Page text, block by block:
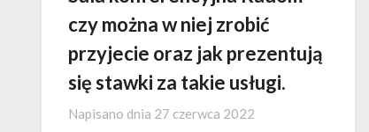
czy można w niej zrobić
przyjecie oraz jak prezentują
się stawki za takie usługi.
Napisano dnia 27 czerwca 2022